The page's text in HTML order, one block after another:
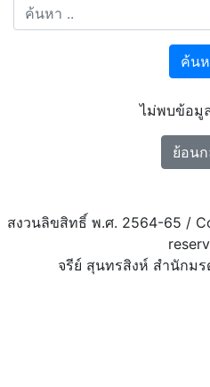
ค้น
ไม่พบข้อมู
ย้อน
สงวนลิขสิทธิ์ พ.ศ. 2564-65 /
จรีย์ สุนทรสิงห์ สำนักมร